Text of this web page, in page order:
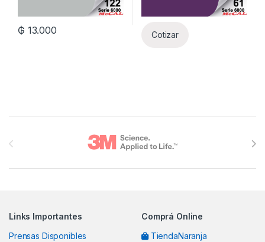
₲ 13.000 Cotizar
Links Importantes
Prensas Disponibles
Comprá Online
TiendaNaranja